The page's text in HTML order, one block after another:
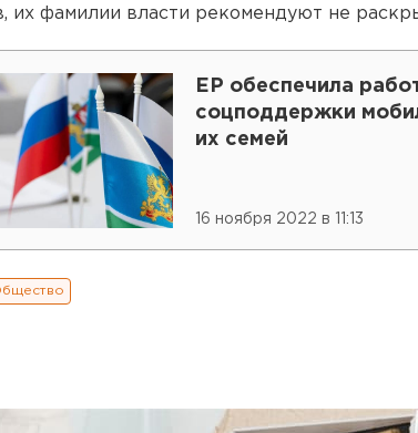
их фамилии власти рекомендуют не
ЕР обеспечила
соцподдержки
их семей
16 ноября 2022 в 11:13